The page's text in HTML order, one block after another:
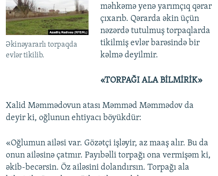
Əkinəyararlı torpaqda
evlər tikilib.
məhkəmə yenə yarımçıq qərar
çıxarıb. Qərarda əkin üçün
nəzərdə tutulmuş torpaqlarda
tikilmiş evlər barəsində bir
kəlmə deyilmir.
«TORPAĞI ALA BİLMİRİK»
Xalid Məmmədovun atası Məmməd Məmmədov da
deyir ki, oğlunun ehtiyacı böyükdür:
«Oğlumun ailəsi var. Gözətçi işləyir, az maaş alır. Bu da
onun ailəsinə çatmır. Payıbəlli torpağı ona vermişəm ki,
əkib-becərsin. Öz ailəsini dolandırsın. Torpağı ala